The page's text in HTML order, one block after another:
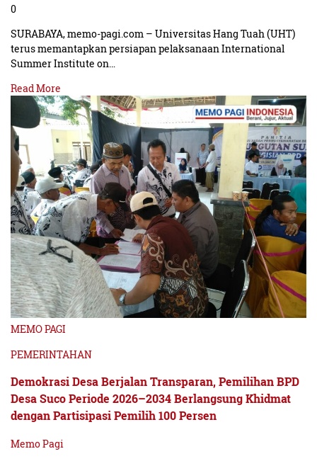
0
SURABAYA, memo-pagi.com – Universitas Hang Tuah (UHT)
terus memantapkan persiapan pelaksanaan International
Summer Institute on…
Read More
MEMO PAGI
PEMERINTAHAN
Demokrasi Desa Berjalan Transparan, Pemilihan BPD
Desa Suco Periode 2026–2034 Berlangsung Khidmat
dengan Partisipasi Pemilih 100 Persen
Memo Pagi